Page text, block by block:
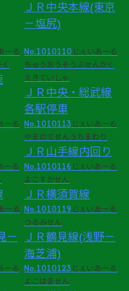
ＪＲ中央本線(東京
－塩尻)
ーる No.1010110 じぇいあーる
ちゅうおうそうぶせんかく
えきていしゃ
ＪＲ中央・総武線
各駅停車
ーる No.1010113 じぇいあーる
やまのてせんうちまわり
ＪＲ山手線内回り
ーる No.1010116 じぇいあーる
よこすかせん
ＪＲ横須賀線
ーる
－
No.1010119 じぇいあーる
つるみせん
ＪＲ鶴見線(浅野－
海芝浦)
ーる No.1010123 じぇいあーる
よこはません